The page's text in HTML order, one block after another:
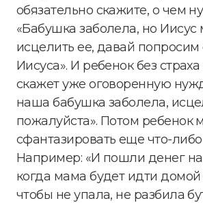
обязательно скажите, о чем
«Бабушка заболела, но Иисус
исцелить ее, давай попросим
Иисуса». И ребенок без
скажет уже оговоренную
наша бабушка заболела,
пожалуйста». Потом ребенок
сфантазировать еще что-либо
Например: «И пошли денег на
когда мама будет идти домой
чтобы не упала, не разбила